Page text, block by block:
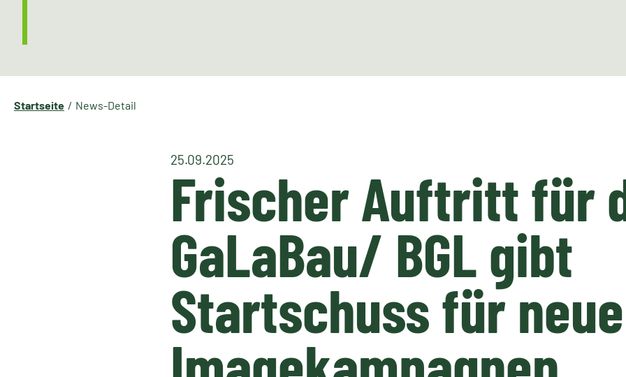
Startseite News-Detail
25.09.2025
Frischer Auftritt für
GaLaBau/ BGL gibt
Startschuss für neue